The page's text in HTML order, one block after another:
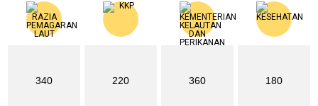
340 220 360 180